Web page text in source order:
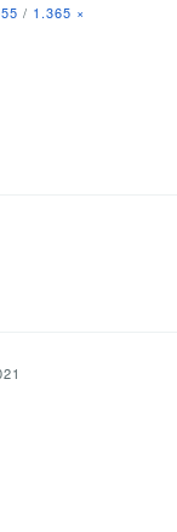
/ 1.365 ×